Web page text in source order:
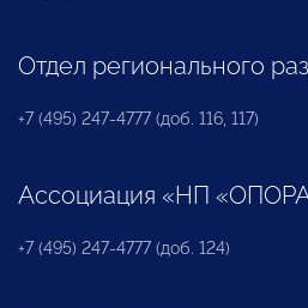
Отдел регионального
+7 (495) 247-4777 (доб. 116, 117)
Ассоциация «НП
+7 (495) 247-4777 (доб. 124)